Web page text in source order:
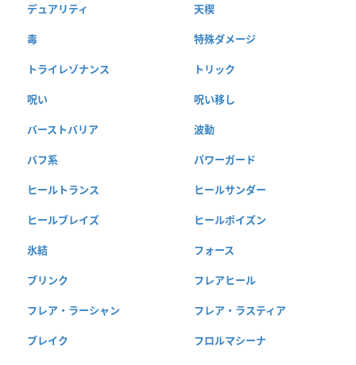
デュアリティ 天楔
毒 特殊ダメージ
トライレゾナンス トリック
呪い 呪い移し
バーストバリア 波動
バフ系 パワーガード
ヒールトランス ヒールサンダー
ヒールブレイズ ヒールポイズン
氷結 フォース
ブリンク フレアヒール
フレア・ラーシャン フレア・ラスティア
ブレイク フロルマシーナ